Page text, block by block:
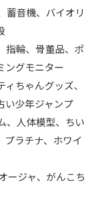
蓄音機、バイオリ
指輪、骨董品、ポ
ングモニター
ちゃんグッズ、
い少年ジャンプ
、人体模型、ちい
プラチナ、ホワイ
ージャ、がんこち